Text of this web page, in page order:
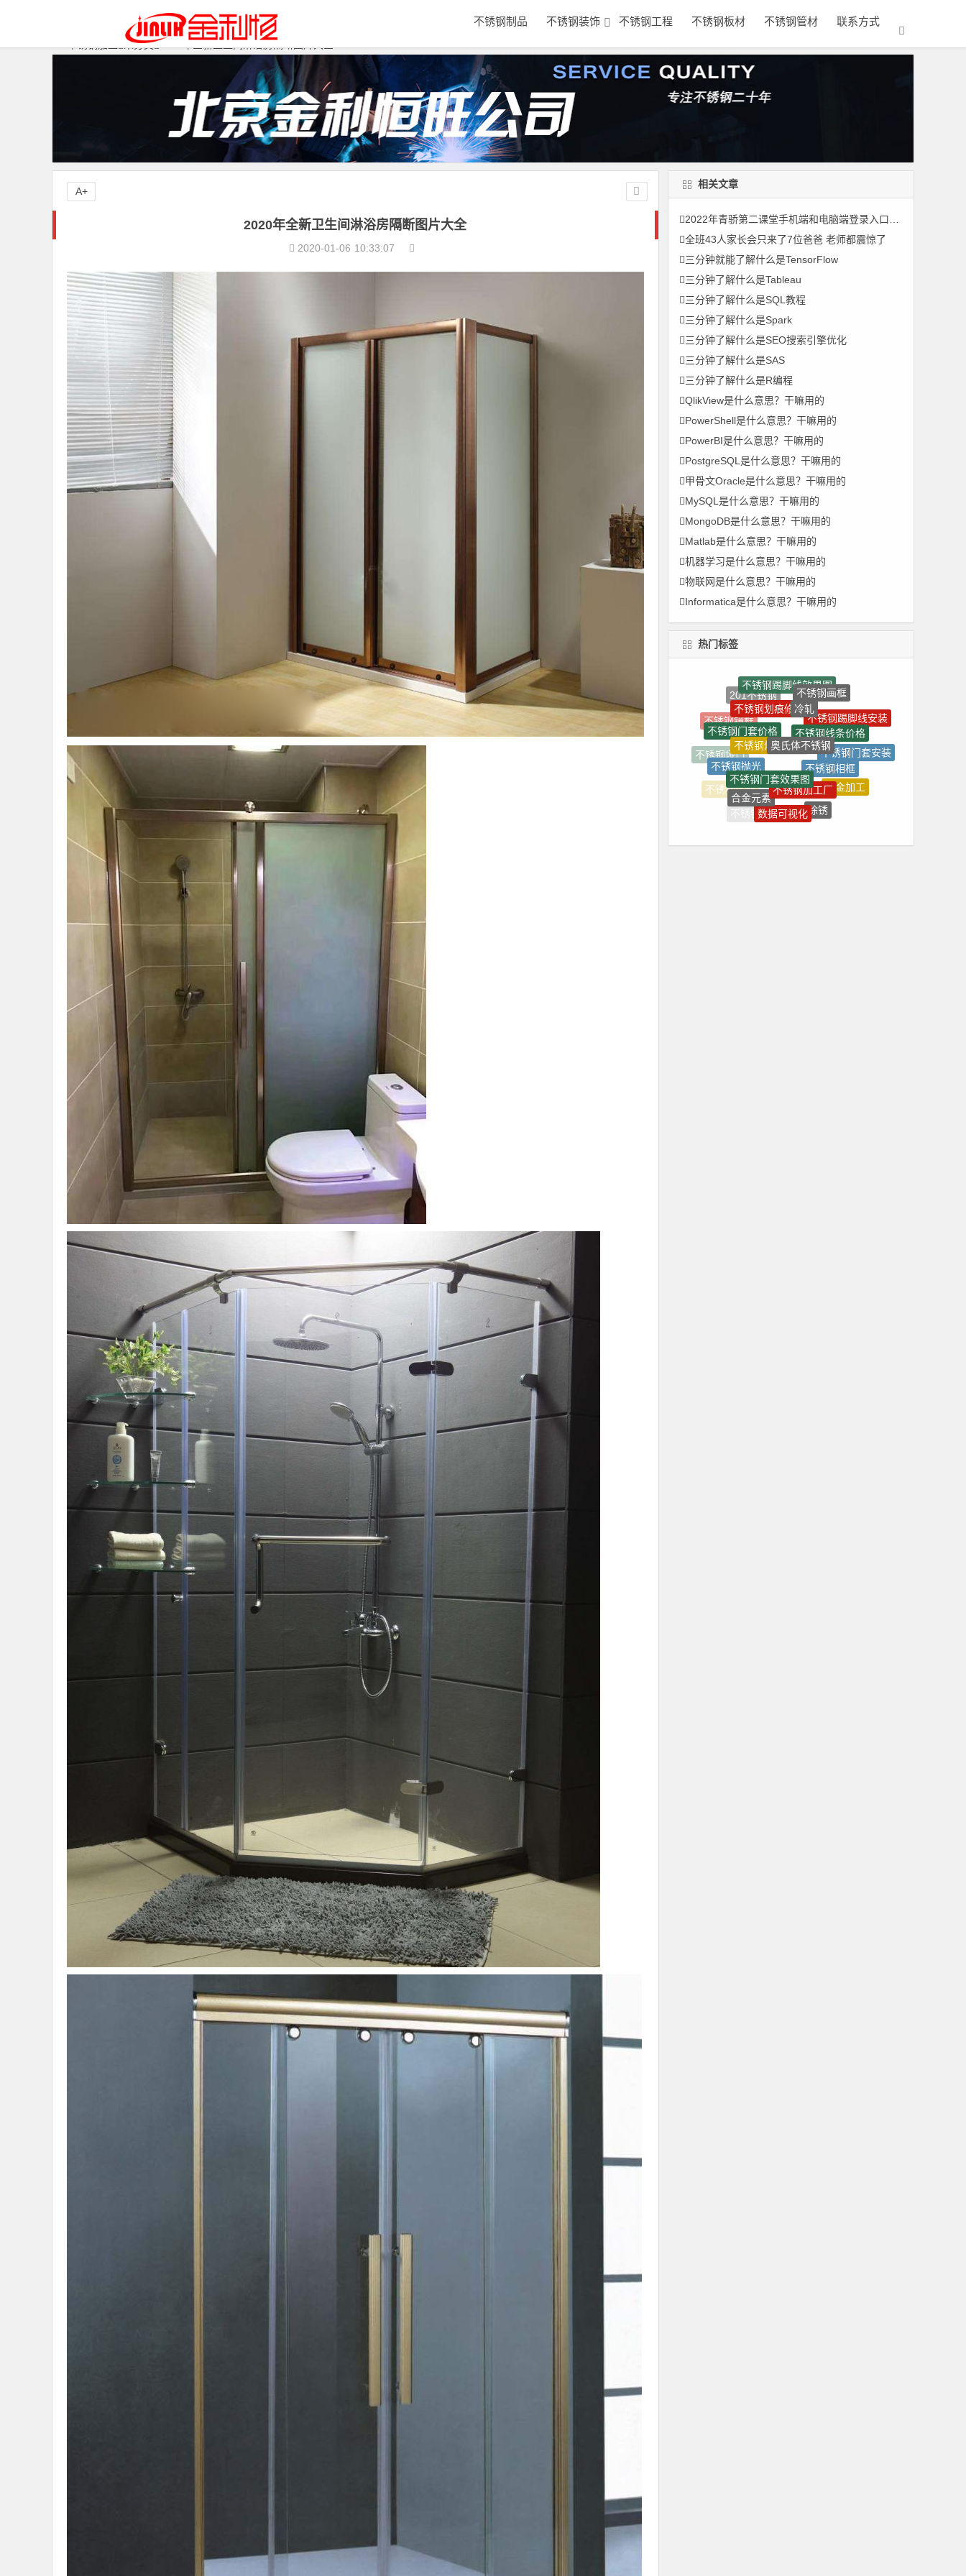
不锈钢制品 不锈钢装饰 不锈钢工程 不锈钢板材 不锈钢管材 联系方式
未分类
2020年全新卫生间淋浴房隔断图片大全
2020-01-06 10:33:07
A+
相关文章
2022年青骄第二课堂手机端和电脑端登录入口汇总
全班43人家长会只来了7位爸爸 老师都震惊了
三分钟就能了解什么是TensorFlow
三分钟了解什么是Tableau
三分钟了解什么是SQL教程
三分钟了解什么是Spark
三分钟了解什么是SEO搜索引擎优化
三分钟了解什么是SAS
三分钟了解什么是R编程
QlikView是什么意思？干嘛用的
PowerShell是什么意思？干嘛用的
PowerBI是什么意思？干嘛用的
PostgreSQL是什么意思？干嘛用的
甲骨文Oracle是什么意思？干嘛用的
MySQL是什么意思？干嘛用的
MongoDB是什么意思？干嘛用的
Matlab是什么意思？干嘛用的
机器学习是什么意思？干嘛用的
物联网是什么意思？干嘛用的
Informatica是什么意思？干嘛用的
热门标签
奥氏体不锈钢
不锈钢焊接工艺
不锈钢门套效果图
不锈钢加工厂
不锈钢相框
不锈钢线条价格
冷轧
不锈钢划痕修复
不锈钢门套价格
不锈钢抛光
合金元素
数据可视化除锈
钣金加工
不锈钢门套安装
不锈钢垭口
不锈钢区别
不锈钢吊顶
不锈钢花瓶不锈钢花架
不锈钢门套做法
不锈钢管
不锈钢生锈
不锈钢处理氩弧焊加工